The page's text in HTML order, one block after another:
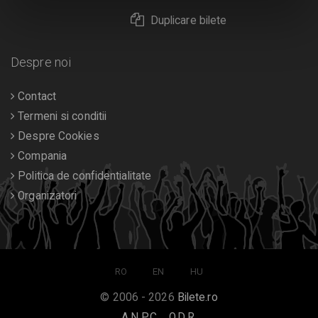
Duplicare bilete
Despre noi
Contact
Termeni si conditii
Despre Cookies
Compania
Politica de confidentialitate
Organizatori
RO EN HU
© 2006 - 2026 Bilete.ro